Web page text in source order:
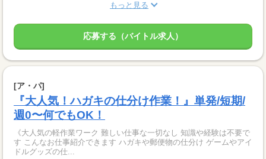
もっと見る
応募する（バイトル求人）
[ア・パ]
『大人気！ハガキの仕分け作業！』単発/短期/
週0〜何でもOK！
《大人気の軽作業ワーク 難しい仕事な一切なし 知識や経験は不要で
す こんなお仕事紹介できます ハガキや郵便物の仕分け ゲームやアイ
ドルグッズの仕...